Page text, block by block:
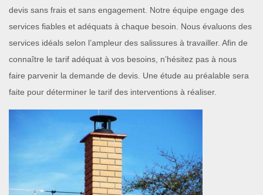
devis sans frais et sans engagement. Notre équipe engage des
services fiables et adéquats à chaque besoin. Nous évaluons des
services idéals selon l’ampleur des salissures à travailler. Afin de
connaître le tarif adéquat à vos besoins, n’hésitez pas à nous
faire parvenir la demande de devis. Une étude au préalable sera
faite pour déterminer le tarif des interventions à réaliser.